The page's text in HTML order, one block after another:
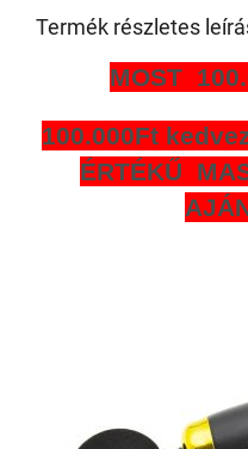
Termék részletes
MOST
100.000Ft
ÉRTÉKŰ